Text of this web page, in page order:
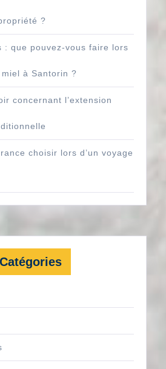
?
: que pouvez-vous faire lors
à Santorin ?
concernant l’extension
choisir lors d’un voyage
Catégories